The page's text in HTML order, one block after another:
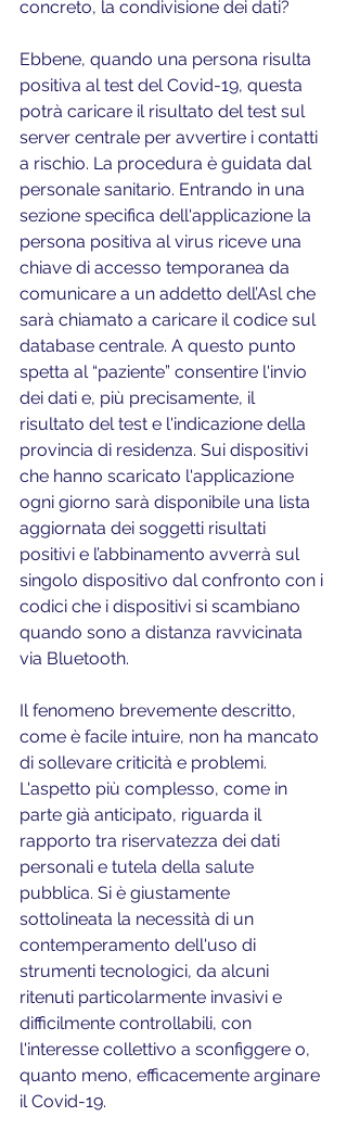
concreto, la condivisione dei dati?
Ebbene, quando una persona risulta
positiva al test del Covid-19, questa
potrà caricare il risultato del test sul
server centrale per avvertire i contatti
a rischio. La procedura è guidata dal
personale sanitario. Entrando in una
sezione specifica dell'applicazione la
persona positiva al virus riceve una
chiave di accesso temporanea da
comunicare a un addetto dell’Asl che
sarà chiamato a caricare il codice sul
database centrale. A questo punto
spetta al “paziente” consentire l'invio
dei dati e, più precisamente, il
risultato del test e l'indicazione della
provincia di residenza. Sui dispositivi
che hanno scaricato l'applicazione
ogni giorno sarà disponibile una lista
aggiornata dei soggetti risultati
positivi e l’abbinamento avverrà sul
singolo dispositivo dal confronto con i
codici che i dispositivi si scambiano
quando sono a distanza ravvicinata
via Bluetooth.
Il fenomeno brevemente descritto,
come è facile intuire, non ha mancato
di sollevare criticità e problemi.
L'aspetto più complesso, come in
parte già anticipato, riguarda il
rapporto tra riservatezza dei dati
personali e tutela della salute
pubblica. Si è giustamente
sottolineata la necessità di un
contemperamento dell'uso di
strumenti tecnologici, da alcuni
ritenuti particolarmente invasivi e
difficilmente controllabili, con
l'interesse collettivo a sconfiggere o,
quanto meno, efficacemente arginare
il Covid-19.